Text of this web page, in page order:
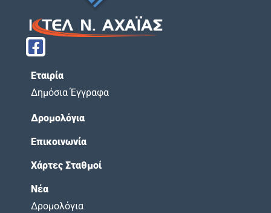
Εταιρία
Δημόσια Έγγραφα
Δρομολόγια
Επικοινωνία
Χάρτες Σταθμοί
Νέα
Δρομολόγια